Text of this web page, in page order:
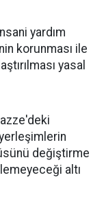
yardım
korunması ile
yasal
değiştirme
altı